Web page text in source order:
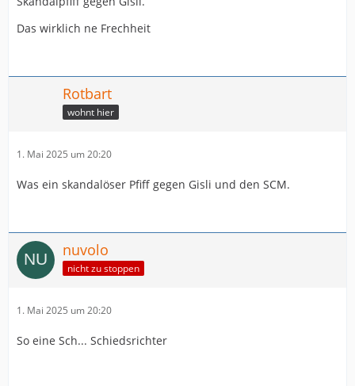
Das wirklich ne Frechheit
Rotbart
wohnt hier
1. Mai 2025 um 20:20
Was ein skandalöser Pfiff gegen Gisli und den SCM.
nuvolo
nicht zu stoppen
1. Mai 2025 um 20:20
So eine Sch... Schiedsrichter